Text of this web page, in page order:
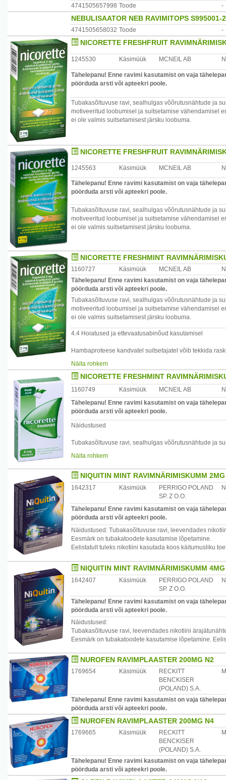
4741505657998 Toode -
NEBULISAATOR NEB RAVIMITOPS S995001-
4741505658032 Toode -
NICORETTE FRESHFRUIT
1245530 Käsimüük MCNEIL AB
Tähelepanu! Enne ravimi kasutamist on vaja
pöörduda arsti või apteekri poole.
Tubakasõltuvuse ravi, sealhulgas võõrutusnähtude ja
motiveeritud loobumisel ja suitsetamise vähendamisel
ei ole valmis suitsetamisest järsku loobuma.
NICORETTE FRESHFRUIT
1245563 Käsimüük MCNEIL AB
Tähelepanu! Enne ravimi kasutamist on vaja
pöörduda arsti või apteekri poole.
Tubakasõltuvuse ravi, sealhulgas võõrutusnähtude ja
motiveeritud loobumisel ja suitsetamise vähendamisel
ei ole valmis suitsetamisest järsku loobuma.
NICORETTE FRESHMINT
1160727 Käsimüük MCNEIL AB
Tähelepanu! Enne ravimi kasutamist on vaja
pöörduda arsti või apteekri poole.
Tubakasõltuvuse ravi, sealhulgas võõrutusnähtude ja
motiveeritud loobumisel ja suitsetamise vähendamisel
ei ole valmis suitsetamisest järsku loobuma.
4.4 Hoiatused ja ettevaatusabinõud kasutamisel
Hambaproteese kandvatel suitsetajatel võib tekkida
Järgnevalt loetletud kardiovaskulaarsete seisunditega
närimiskummi kasutada ainult arsti loal: patsiendid,
raskekujulise kardiovaskulaarse seisundi või kes on
kaebuste tõttu (näiteks insult, müokardiinfarkt,
aortokoronaarse sundi rajamine või
kontrolli all.
/mõõdukas maksapuudulikkus, tõsine
katehhoolamiinide vabanemise neerupealiste säsist.
ettevaatusega kasutada ka patsientidel, kellel on
feokromotsütoom.
Suhkruhaigust põdevad patsiendid võivad
foonil kui ka ilma vajada väiksemaid insuliiniannuseid.
Mõned kasutajad võivad jätkata Nicorette Freshmint
raviperioodi, kuid potentsiaalne risk pikemaajalisel
seotud suitsetamise jätkamisega.
Näita rohkem
NICORETTE FRESHMINT
1160749 Käsimüük MCNEIL AB
Tähelepanu! Enne ravimi kasutamist on vaja
pöörduda arsti või apteekri poole.
Näidustused
Tubakasõltuvuse ravi, sealhulgas võõrutusnähtude ja
Näita rohkem
NIQUITIN MINT RAVIMNÄRIMISKUMM
1642317 Käsimüük
PERRIGO POLAND
SP. Z O.O.
Tähelepanu! Enne ravimi kasutamist on vaja
pöörduda arsti või apteekri poole.
Näidustused: Tubakasõltuvuse ravi, leevendades
Eesmärk on tubakatoodete kasutamise lõpetamine.
Eelistatult tuleks nikotiini kasutada koos käitumusliku
NIQUITIN MINT RAVIMNÄRIMISKUMM
1642407 Käsimüük
PERRIGO POLAND
SP. Z O.O.
Tähelepanu! Enne ravimi kasutamist on vaja
pöörduda arsti või apteekri poole.
Näidustused:
Tubakasõltuvuse ravi, leevendades nikotiini
Eesmärk on tubakatoodete kasutamise lõpetamine.
NUROFEN RAVIMPLAASTER 200MG N2
1769654 Käsimüük
RECKITT
BENCKISER
(POLAND) S.A.
Tähelepanu! Enne ravimi kasutamist on vaja
pöörduda arsti või apteekri poole.
NUROFEN RAVIMPLAASTER 200MG N4
1769665 Käsimüük
RECKITT
BENCKISER
(POLAND) S.A.
Tähelepanu! Enne ravimi kasutamist on vaja
pöörduda arsti või apteekri poole.